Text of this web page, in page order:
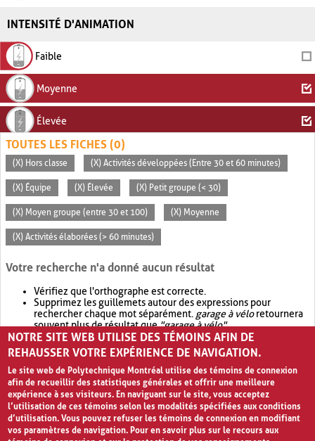
INTENSITÉ D'ANIMATION
Faible
Moyenne
Élevée
TOUTES LES FICHES (0)
(X) Hors classe (X) Activités développées (Entre 30 et 60 minutes)
(X) Équipe (X) Élevée (X) Petit groupe (< 30)
(X) Moyen groupe (entre 30 et 100) (X) Moyenne
(X) Activités élaborées (> 60 minutes)
Votre recherche n'a donné aucun résultat
Vérifiez que l'orthographe est correcte.
Supprimez les guillemets autour des expressions pour
rechercher chaque mot séparément. garage à véloretournera
souvent plus de résultat que"garage à vélo".
Envisagez d'élargir votre recherche avec OR.garage OR vélo
retournera souvent plus de résultat quegarage à vélo
NOTRE SITE WEB UTILISE DES TÉMOINS AFIN DE
REHAUSSER VOTRE EXPÉRIENCE DE NAVIGATION.
Le site web de Polytechnique Montréal utilise des témoins de connexion
afin de recueillir des statistiques générales et offrir une meilleure
expérience à ses visiteurs. En naviguant sur le site, vous acceptez
l’utilisation de ces témoins selon les modalités spécifiées aux conditions
d’utilisation. Vous pouvez refuser les témoins de connexion en modifiant
vos paramètres de navigation. Pour en savoir plus sur le recours aux